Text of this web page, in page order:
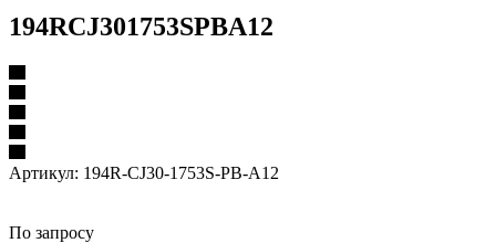
194RCJ301753SPBA12
Артикул: 194R-CJ30-1753S-PB-A12
По запросу